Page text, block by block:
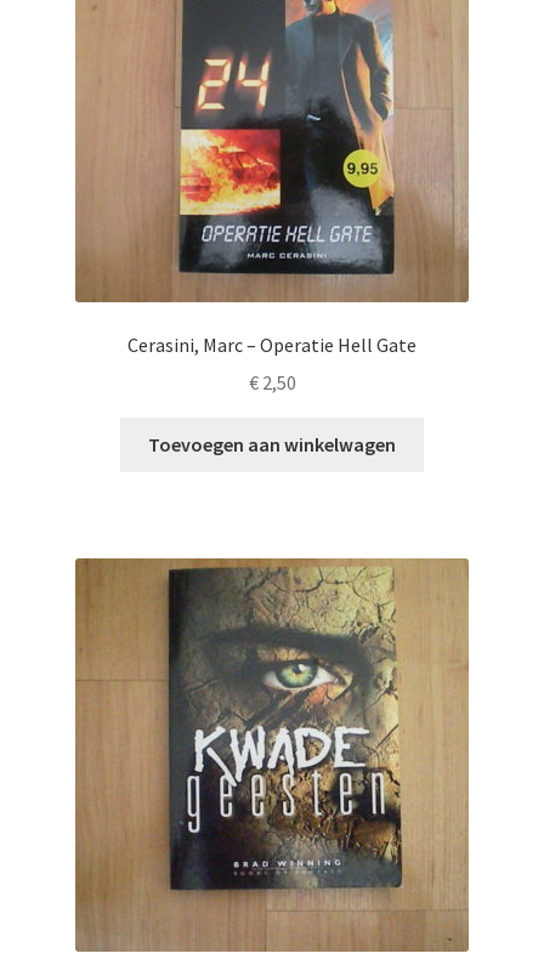
Cerasini, Marc – Operatie Hell Gate
€2,50
Toevoegen aan winkelwagen